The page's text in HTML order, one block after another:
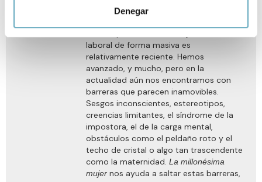
datos personales y establezca sus preferencias en la
sección de datos. Puede cambiar o retirar su
consentimiento en cualquier momento en la Declaración
Las cookies de este sitio web se usan para personalizar
el contenido y los anuncios, ofrecer funciones de redes
sociales y analizar el tráfico. Además, compartimos
información sobre el uso que haga del sitio web con
nuestros partners de redes sociales, publicidad y análisis
Denegar
laboral de forma masiva es
relativamente reciente. Hemos
avanzado, y mucho, pero en la
actualidad aún nos encontramos con
barreras que parecen inamovibles.
Sesgos inconscientes, estereotipos,
creencias limitantes, el síndrome de la
impostora, el de la carga mental,
obstáculos como el peldaño roto y el
techo de cristal o algo tan trascendente
como la maternidad. La millonésima
mujer nos ayuda a saltar estas barreras,